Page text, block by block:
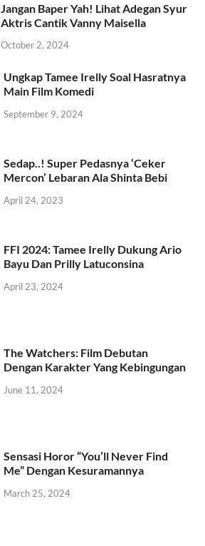
Jangan Baper Yah! Lihat Adegan Syur
Aktris Cantik Vanny Maisella
October 2, 2024
Ungkap Tamee Irelly Soal Hasratnya
Main Film Komedi
September 9, 2024
Sedap..! Super Pedasnya ‘Ceker
Mercon’ Lebaran Ala Shinta Bebi
April 24, 2023
FFI 2024: Tamee Irelly Dukung Ario
Bayu Dan Prilly Latuconsina
April 23, 2024
The Watchers: Film Debutan
Dengan Karakter Yang Kebingungan
June 11, 2024
Sensasi Horor “You’ll Never Find
Me” Dengan Kesuramannya
March 25, 2024